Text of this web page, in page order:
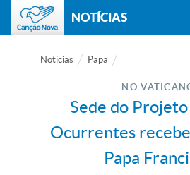
NOTÍCIAS
Notícias Papa
NO
Sede do Projeto
Ocurrentes
Papa